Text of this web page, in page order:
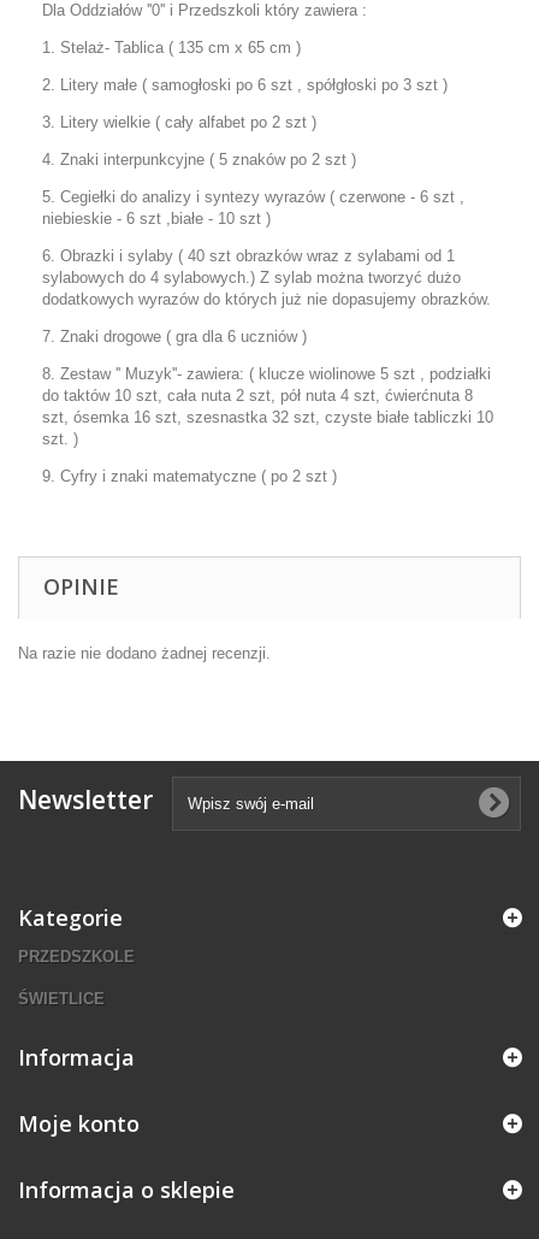
Dla Oddziałów ''0'' i Przedszkoli który zawiera :
1. Stelaż- Tablica ( 135 cm x 65 cm )
2. Litery małe ( samogłoski po 6 szt , spółgłoski po 3 szt )
3. Litery wielkie ( cały alfabet po 2 szt )
4. Znaki interpunkcyjne ( 5 znaków po 2 szt )
5. Cegiełki do analizy i syntezy wyrazów ( czerwone - 6 szt ,
niebieskie - 6 szt ,białe - 10 szt )
6. Obrazki i sylaby ( 40 szt obrazków wraz z sylabami od 1
sylabowych do 4 sylabowych.) Z sylab można tworzyć dużo
dodatkowych wyrazów do których już nie dopasujemy obrazków.
7. Znaki drogowe ( gra dla 6 uczniów )
8. Zestaw '' Muzyk''- zawiera: ( klucze wiolinowe 5 szt , podziałki
do taktów 10 szt, cała nuta 2 szt, pół nuta 4 szt, ćwierćnuta 8
szt, ósemka 16 szt, szesnastka 32 szt, czyste białe tabliczki 10
szt. )
9. Cyfry i znaki matematyczne ( po 2 szt )
OPINIE
Na razie nie dodano żadnej recenzji.
Newsletter
Kategorie
PRZEDSZKOLE
ŚWIETLICE
Informacja
Moje konto
Informacja o sklepie